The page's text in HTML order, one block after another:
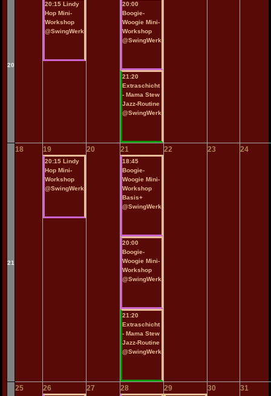
20
20:15 Lindy
Hop Mini-
Workshop
@SwingWerk
20:00
Boogie-
Woogie Mini-
Workshop
@SwingWerk
21:20
Extraschicht
- Mama Stew
Jazz-Routine
@SwingWerk
21
18 19
20:15 Lindy
Hop Mini-
Workshop
@SwingWerk
20 21
18:45
Boogie-
Woogie Mini-
Workshop
Basis+
@SwingWerk
20:00
Boogie-
Woogie Mini-
Workshop
@SwingWerk
21:20
Extraschicht
- Mama Stew
Jazz-Routine
@SwingWerk
22 23 24
25 26 27 28 29 30 31